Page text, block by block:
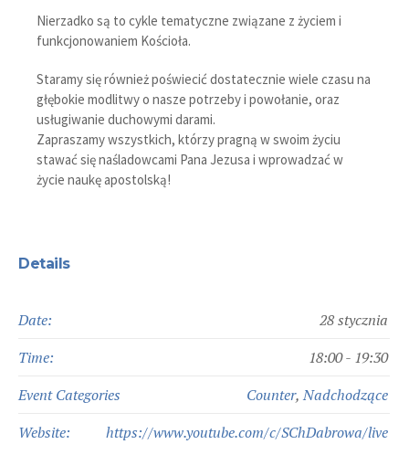
Nierzadko są to cykle tematyczne związane z życiem i
funkcjonowaniem Kościoła.
Staramy się również poświecić dostatecznie wiele czasu na
głębokie modlitwy o nasze potrzeby i powołanie, oraz
usługiwanie duchowymi darami.
Zapraszamy wszystkich, którzy pragną w swoim życiu
stawać się naśladowcami Pana Jezusa i wprowadzać w
życie naukę apostolską!
Details
Date:
28 stycznia
Time:
18:00 - 19:30
Event Categories
Counter,Nadchodzące
Website:
https://www.youtube.com/c/SChDabrowa/live